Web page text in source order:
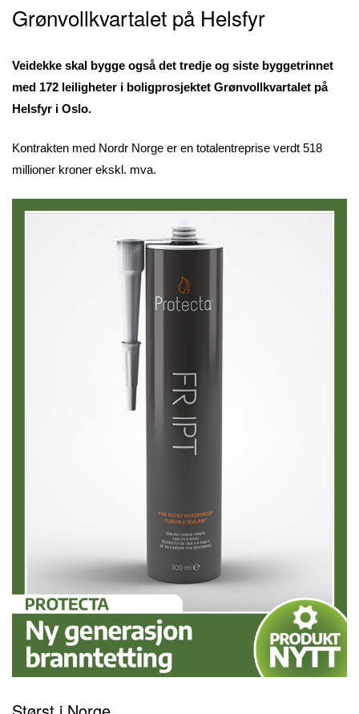
Grønvollkvartalet på Helsfyr
Veidekke skal bygge også det tredje og siste byggetrinnet
med 172 leiligheter i boligprosjektet Grønvollkvartalet på
Helsfyr i Oslo.
Kontrakten med Nordr Norge er en totalentreprise verdt 518
millioner kroner ekskl. mva.